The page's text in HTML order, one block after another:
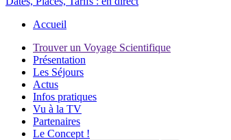
Accueil
Trouver un Voyage Scientifique
Présentation
Les Séjours
Actus
Infos pratiques
Vu à la TV
Partenaires
Le Concept !